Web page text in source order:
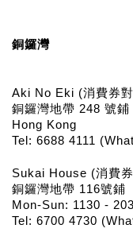
銅鑼灣
Aki No Eki (消費券
銅鑼灣地帶 248 號鋪
Hong Kong
Tel: 6688 4111
Sukai House (消費
銅鑼灣地帶 116號鋪
Mon-Sun: 1130 -
Tel: 6700 4730